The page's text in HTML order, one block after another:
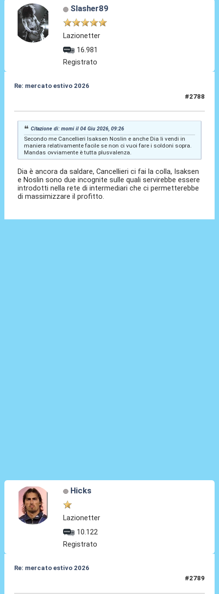
Slasher89
Lazionetter
16.981
Registrato
Re: mercato estivo 2026
#2788
Citazione di: momi il 04 Giu 2026, 09:26
Secondo me Cancellieri Isaksen Noslin e anche Dia li vendi in
maniera relativamente facile se non ci vuoi fare i soldoni sopra.
Mandas ovviamente è tutta plusvalenza.
Dia è ancora da saldare, Cancellieri ci fai la colla, Isaksen
e Noslin sono due incognite sulle quali servirebbe essere
introdotti nella rete di intermediari che ci permetterebbe
di massimizzare il profitto.
Hicks
Lazionetter
10.122
Registrato
Re: mercato estivo 2026
#2789